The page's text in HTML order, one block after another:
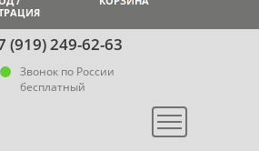
(919) 249-62-63
Звонок по России
бесплатный
Меню